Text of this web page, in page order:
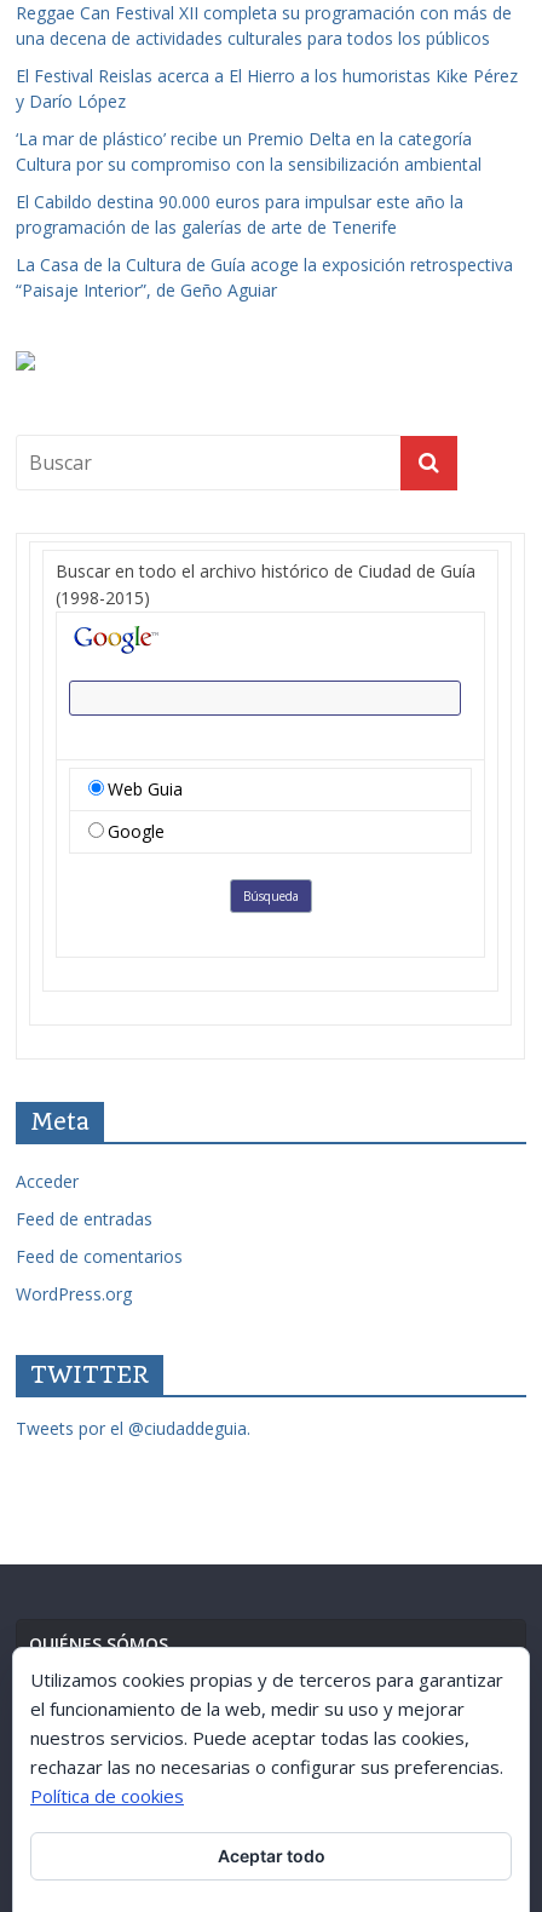
Reggae Can Festival XII completa su programación con más de
una decena de actividades culturales para todos los públicos
El Festival Reislas acerca a El Hierro a los humoristas Kike Pérez
y Darío López
‘La mar de plástico’ recibe un Premio Delta en la categoría
Cultura por su compromiso con la sensibilización ambiental
El Cabildo destina 90.000 euros para impulsar este año la
programación de las galerías de arte de Tenerife
La Casa de la Cultura de Guía acoge la exposición retrospectiva
“Paisaje Interior”, de Geño Aguiar
Buscar en todo el archivo histórico de Ciudad de Guía
(1998-2015)
Web Guia
Google
Meta
Acceder
Feed de entradas
Feed de comentarios
WordPress.org
TWITTER
Tweets por el @ciudaddeguia.
QUIÉNES SÓMOS
AVISO LEGAL// POLÍTICA DE PRIVACIDAD
ARCHIVO 1998-2015
Utilizamos cookies propias y de terceros para garantizar
el funcionamiento de la web, medir su uso y mejorar
nuestros servicios. Puede aceptar todas las cookies,
rechazar las no necesarias o configurar sus preferencias.
Política de cookies
Aceptar todo